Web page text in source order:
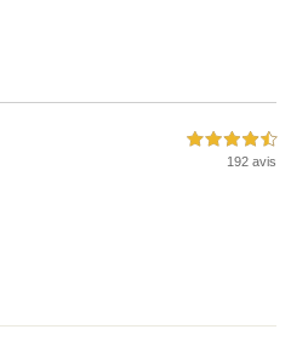
4,5 étoiles sur 5
192 avis